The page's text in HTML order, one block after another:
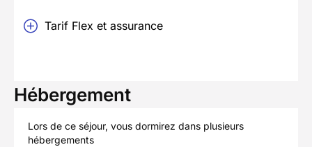
Tarif Flex et assurance
Hébergement
Lors de ce séjour, vous dormirez dans plusieurs
hébergements